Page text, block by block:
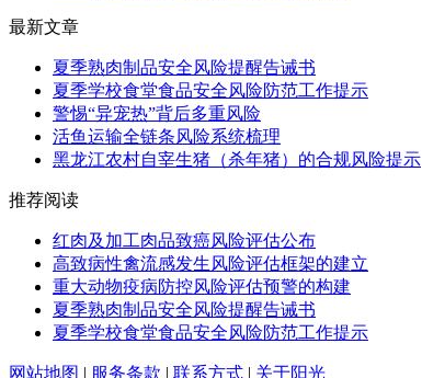
最新文章
夏季熟肉制品安全风险提醒告诫书
夏季学校食堂食品安全风险防范工作提示
警惕“异宠热”背后多重风险
活鱼运输全链条风险系统梳理
黑龙江农村自宰生猪（杀年猪）的合规风险提示
推荐阅读
红肉及加工肉品致癌风险评估公布
高致病性禽流感发生风险评估框架的建立
重大动物疫病防控风险评估预警的构建
夏季熟肉制品安全风险提醒告诫书
夏季学校食堂食品安全风险防范工作提示
网站地图 | 服务条款 | 联系方式 | 关于阳光